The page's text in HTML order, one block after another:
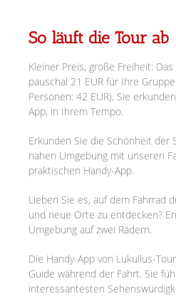
So läuft die Tour ab
Kleiner Preis, große Freiheit:
pauschal 21 EUR für Ihre
Personen: 42 EUR). Sie
App, in Ihrem Tempo.
Erkunden Sie die Schönheit der
nahen Umgebung mit unseren
praktischen Handy-App.
Lieben Sie es, auf dem Fahrrad
und neue Orte zu entdecken?
Umgebung auf zwei Rädern.
Die Handy-App von Lukullus-
Guide während der Fahrt. Sie
interessantesten